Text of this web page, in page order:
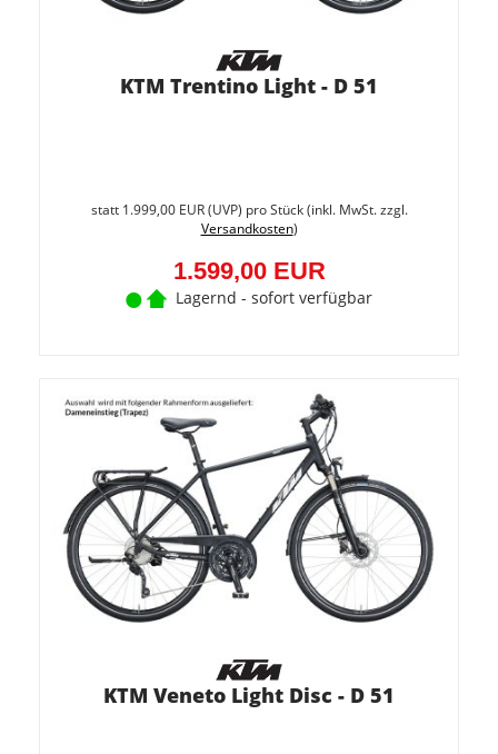
KTM Trentino Light - D 51
statt 1.999,00 EUR(UVP) pro Stück (inkl. MwSt. zzgl.
Versandkosten)
1.599,00 EUR
Lagernd - sofort verfügbar
KTM Veneto Light Disc - D 51